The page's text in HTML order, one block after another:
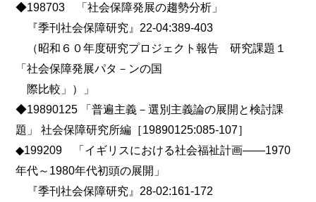
◆198703 「社会保障発展の趨勢分析」
『季刊社会保障研究』22-04:389-403
（昭和６０年度研究プロジェクト報告 研究課題１
「社会保障発展パタ－ンの国
際比較」）」
◆19890125 「普遍主義－選別主義論の展開と検討課
題」 社会保障研究所編［19890125:085-107］
◆199209 「イギリスにおける社会福祉計画――1970
年代～1980年代初頭の展開」
『季刊社会保障研究』28-02:161-172